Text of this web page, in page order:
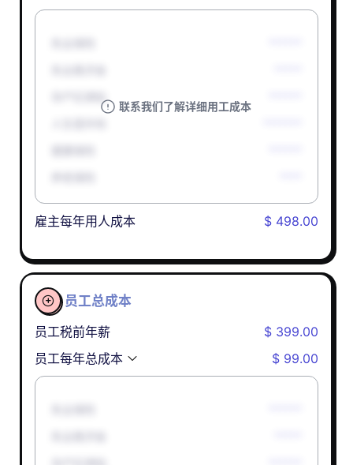
联系我们了解详细用工成本
孕产妇津贴
雇主每年用人成本 $ 498.00

员工总成本
员工税前年薪
$ 399.00
员工每年总成本
$ 99.00